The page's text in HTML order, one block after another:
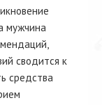
мужчина
сводится к
средства